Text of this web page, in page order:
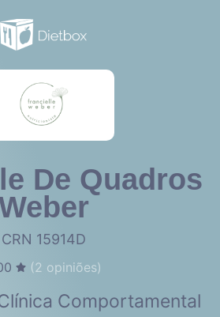
De Quadros
CRN 15914D
(2 opiniões)
Comportamental